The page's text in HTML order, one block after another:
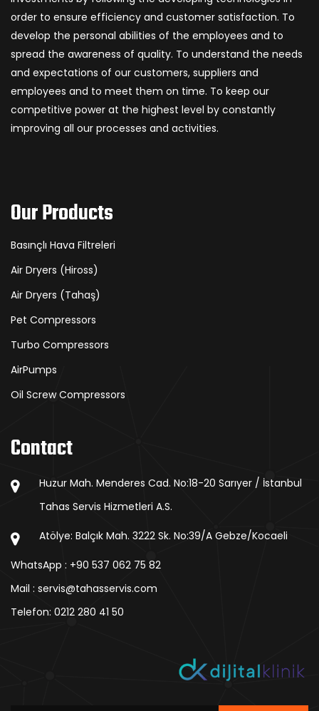
order to ensure efficiency and customer satisfaction. To
develop the personal abilities of the employees and to
spread the awareness of quality. To understand the needs
and expectations of our customers, suppliers and
employees and to meet them on time. To keep our
competitive power at the highest level by constantly
improving all our processes and activities.
Our Products
Basınçlı Hava Filtreleri
Air Dryers (Hiross)
Air Dryers (Tahaş)
Pet Compressors
Turbo Compressors
AirPumps
Oil Screw Compressors
Contact
Huzur Mah. Menderes Cad. No:18-20 Sarıyer / İstanbul
Tahas Servis Hizmetleri A.S.
Atölye: Balçık Mah. 3222 Sk. No:39/A Gebze/Kocaeli
WhatsApp : +90 537 062 75 82
Mail : servis@tahasservis.com
Telefon: 0212 280 41 50